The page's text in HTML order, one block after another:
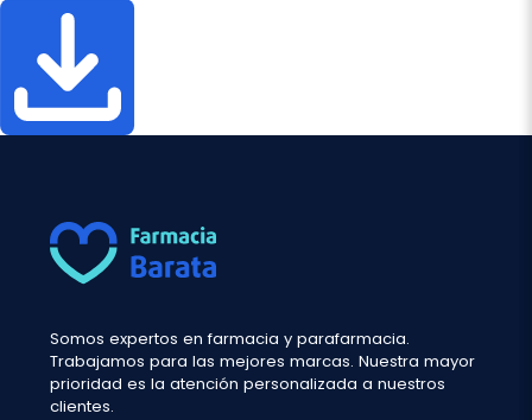
Somos expertos en farmacia y parafarmacia.
Trabajamos para las mejores marcas. Nuestra mayor
prioridad es la atención personalizada a nuestros
clientes.